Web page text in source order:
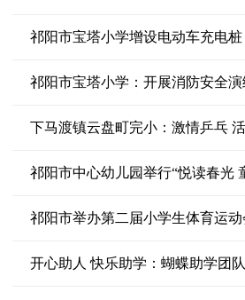
祁阳市宝塔小学增设电动车充电桩
祁阳市宝塔小学：开展消防安全
下马渡镇云盘町完小：激情乒乓
祁阳市中心幼儿园举行“悦读春光
祁阳市举办第二届小学生体育运动
开心助人 快乐助学：蝴蝶助学团